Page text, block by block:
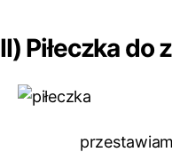
II) Piłeczka do